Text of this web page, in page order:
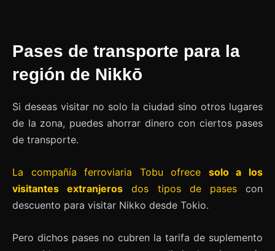
Pases de transporte para la
región de Nikkō
Si deseas visitar no solo la ciudad sino otros lugares
de la zona, puedes ahorrar dinero con ciertos pases
de transporte.
La compañía ferroviaria Tobu ofrece solo a los
visitantes extranjeros dos tipos de pasescon
descuento para visitar Nikko desde Tokio.
Pero dichos pases no cubren la tarifa de suplemento